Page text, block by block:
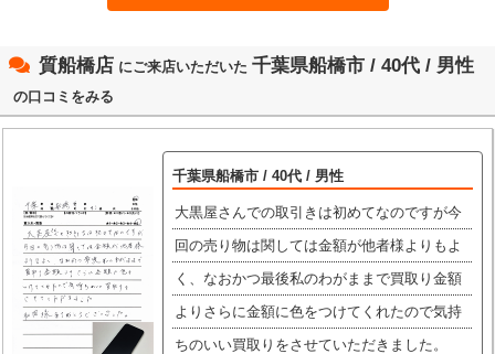
質船橋店 にご来店いただいた 千葉県船橋市 / 40代 / 男性
の口コミをみる
千葉県船橋市 / 40代 / 男性
大黒屋さんでの取引きは初めてなのですが今
回の売り物は関しては金額が他者様よりもよ
く、なおかつ最後私のわがままで買取り金額
よりさらに金額に色をつけてくれたので気持
ちのいい買取りをさせていただきました。